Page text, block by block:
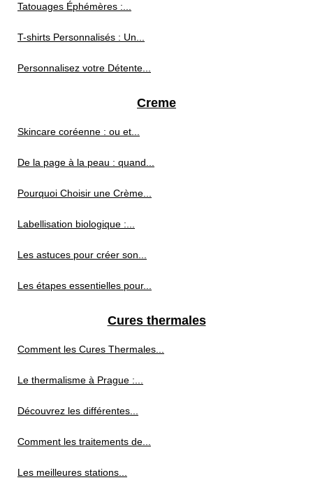
Tatouages Éphémères :...
T-shirts Personnalisés : Un...
Personnalisez votre Détente...
Creme
Skincare coréenne : ou et...
De la page à la peau : quand...
Pourquoi Choisir une Crème...
Labellisation biologique :...
Les astuces pour créer son...
Les étapes essentielles pour...
Cures thermales
Comment les Cures Thermales...
Le thermalisme à Prague :...
Découvrez les différentes...
Comment les traitements de...
Les meilleures stations...